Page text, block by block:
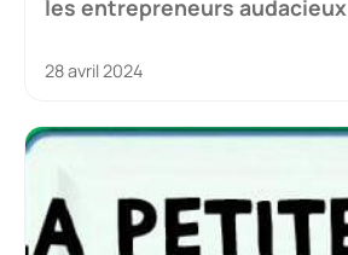
les entrepreneurs audacieux
28 avril 2024